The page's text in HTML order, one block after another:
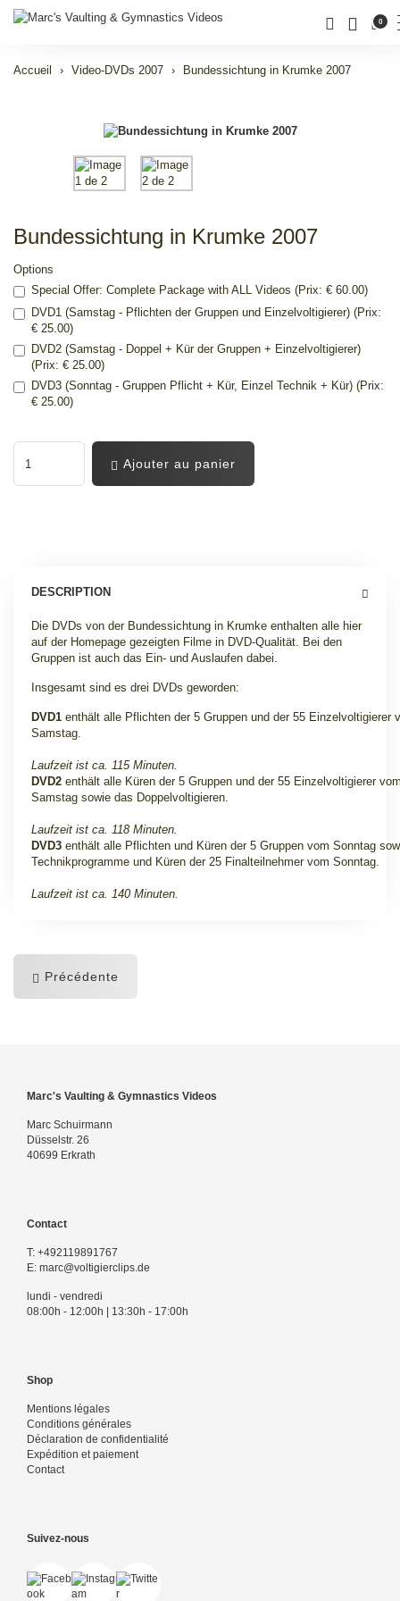
0
Accueil Video-DVDs 2007 Bundessichtung in Krumke 2007
Bundessichtung in Krumke 2007
Options
Special Offer: Complete Package with ALL Videos (Prix: € 60.00)
DVD1 (Samstag - Pflichten der Gruppen und Einzelvoltigierer) (Prix:
€ 25.00)
DVD2 (Samstag - Doppel + Kür der Gruppen + Einzelvoltigierer)
(Prix: € 25.00)
DVD3 (Sonntag - Gruppen Pflicht + Kür, Einzel Technik + Kür) (Prix:
€ 25.00)
Ajouter au panier
DESCRIPTION
Die DVDs von der Bundessichtung in Krumke enthalten alle hier
auf der Homepage gezeigten Filme in DVD-Qualität. Bei den
Gruppen ist auch das Ein- und Auslaufen dabei.
Insgesamt sind es drei DVDs geworden:
DVD1 enthält alle Pflichten der 5 Gruppen und der 55 Einzelvoltigierer
Samstag.
Laufzeit ist ca. 115 Minuten.
DVD2 enthält alle Küren der 5 Gruppen und der 55 Einzelvoltigierer
Samstag sowie das Doppelvoltigieren.
Laufzeit ist ca. 118 Minuten.
DVD3 enthält alle Pflichten und Küren der 5 Gruppen vom Sonntag
Technikprogramme und Küren der 25 Finalteilnehmer vom Sonntag.
Laufzeit ist ca. 140 Minuten.
Précédente
Marc's Vaulting & Gymnastics Videos
Marc Schuirmann
Düsselstr. 26
40699 Erkrath
Contact
T: +492119891767
E: marc@voltigierclips.de
lundi - vendredi
08:00h - 12:00h | 13:30h - 17:00h
Shop
Mentions légales
Conditions générales
Déclaration de confidentialité
Expédition et paiement
Contact
Suivez-nous